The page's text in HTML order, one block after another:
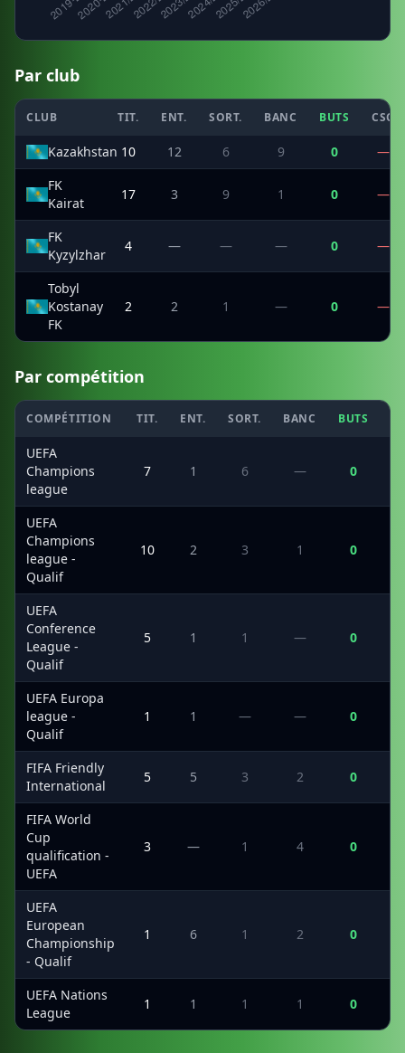
Par club
CLUB TIT. ENT. SORT. BANC BUTS CSC
Kazakhstan 10 12 6 9 0
—
FK
Kairat
17 3 9 1 0 —
FK
Kyzylzhar
4 — — — 0 —
Tobyl
Kostanay
FK
2 2 1 — 0 —
Par compétition
COMPÉTITION TIT. ENT. SORT. BANC BUTS
UEFA
Champions
league
7 1 6 — 0
UEFA
Champions
league -
Qualif
10 2 3 1 0
UEFA
Conference
League -
Qualif
5 1 1 — 0
UEFA Europa
league -
Qualif
1 1 — — 0
FIFA Friendly
International
5 5 3 2 0
FIFA World
Cup
qualification -
UEFA
3 — 1 4 0
UEFA
European
Championship
- Qualif
1 6 1 2 0
UEFA Nations
League
1 1 1 1 0